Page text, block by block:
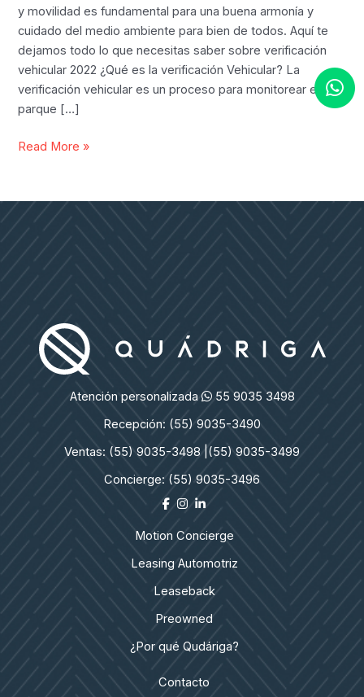
y movilidad es fundamental para una buena armonía y
cuidado del medio ambiente para bien de todos. Aquí te
dejamos todo lo que necesitas saber sobre verificación
vehicular 2022 ¿Qué es la verificación Vehicular? La
verificación vehicular es un proceso para monitorear el
parque […]
Todo
necesitas
saber
sobre
verificación
vehicular
2022
Read More »
Atención personalizada
55 9035 3498
Recepción: (55) 9035-3490
Ventas: (55) 9035-3498 |(55) 9035-3499
Concierge: (55) 9035-3496
Motion Concierge
Leasing Automotriz
Leaseback
Preowned
¿Por qué Qudáriga?
Contacto